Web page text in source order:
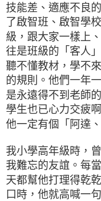
技能差、適應不良
了啟智班、啟智學
級，跟大家一樣上
往是班級的「客人
聽不懂教材，學不
的規則。他們一年
是永遠得不到老師
學生也已心力交疲
他一定有個「阿達
我小學高年級時，
我難忘的友誼。每
天都幫他打理得乾
口時，他就高喊一